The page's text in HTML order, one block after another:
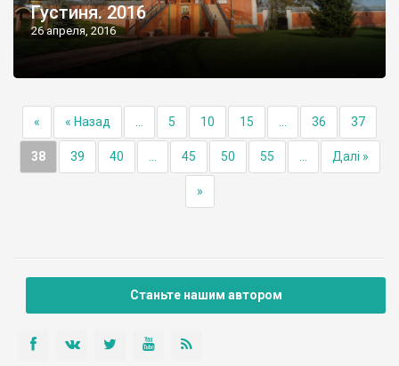
Густиня. 2016
26 апреля, 2016
« « Назад 5 10 15 36 37
38 39 40 45 50 55 Далі »
»
Станьте нашим автором